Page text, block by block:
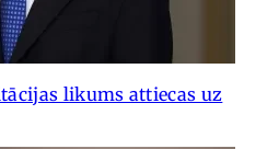
likums attiecas uz